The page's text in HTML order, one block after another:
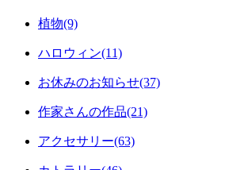
植物(9)
ハロウィン(11)
お休みのお知らせ(37)
作家さんの作品(21)
アクセサリー(63)